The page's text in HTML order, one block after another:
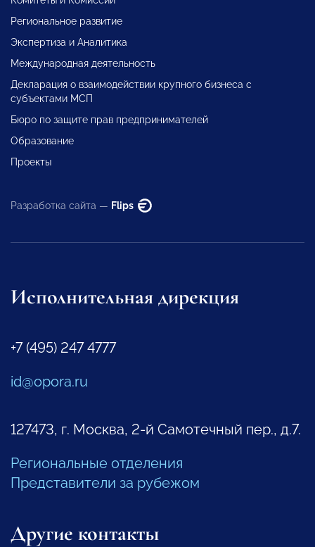
Региональное развитие
Экспертиза и Аналитика
Международная деятельность
Декларация о взаимодействии крупного бизнеса с
субъектами МСП
Бюро по защите прав предпринимателей
Образование
Проекты
Разработка сайта — Flips
Исполнительная дирекция
+7 (495) 247 4777
id@opora.ru
127473, г. Москва, 2-й Самотечный пер., д.7.
Региональные отделения
Представители за рубежом
Другие контакты